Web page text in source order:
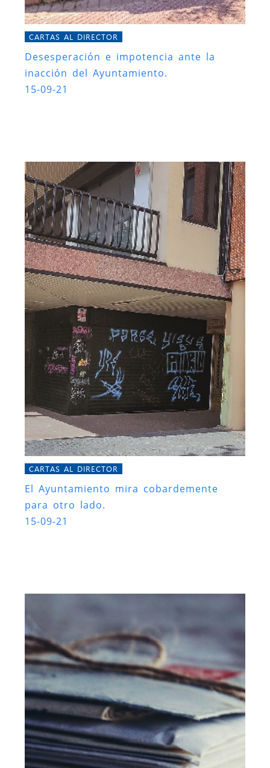
CARTAS AL DIRECTOR
Desesperación e impotencia ante la
inacción del Ayuntamiento.
15-09-21
CARTAS AL DIRECTOR
El Ayuntamiento mira cobardemente
para otro lado.
15-09-21